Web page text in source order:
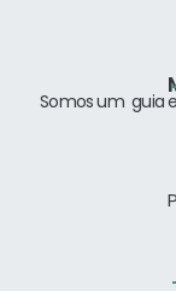
Somos um guia